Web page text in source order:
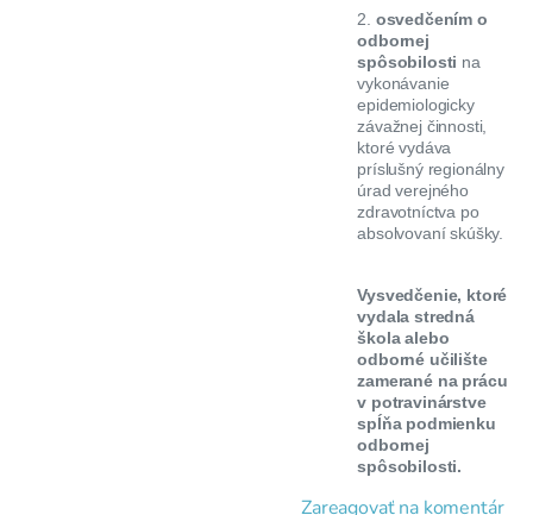
2. osvedčením o
odbornej
spôsobilosti na
vykonávanie
epidemiologicky
závažnej činnosti,
ktoré vydáva
príslušný regionálny
úrad verejného
zdravotníctva po
absolvovaní skúšky.
Vysvedčenie, ktoré
vydala stredná
škola alebo
odborné učilište
zamerané na prácu
v potravinárstve
spĺňa podmienku
odbornej
spôsobilosti.
Zareagovať na komentár